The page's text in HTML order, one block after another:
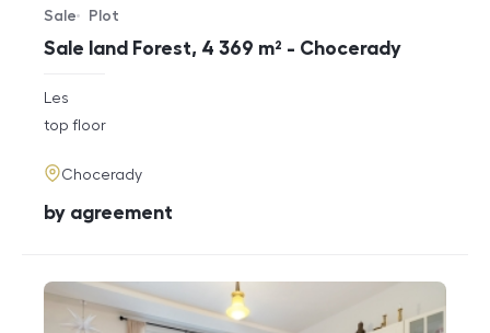
Sale land Forest, 4 369 m² - Chocerady
Offer type
Sale
Property type
Plot
rozměry
Les
funkce
top floor
adresa
Chocerady
cena
by agreement